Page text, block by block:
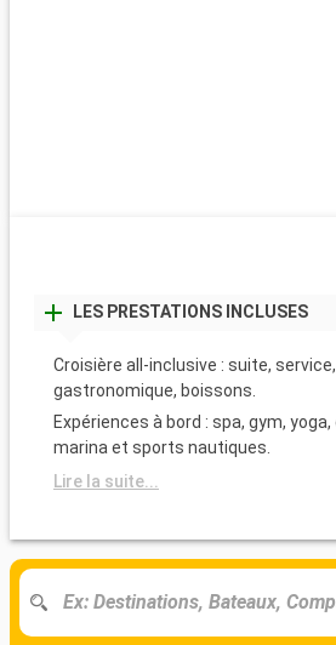
LES PRESTATIONS INCLUSES
Croisière all-inclusive : suite,
gastronomique, boissons.
Expériences à bord : spa, gym,
marina et sports nautiques.
Lire la suite...